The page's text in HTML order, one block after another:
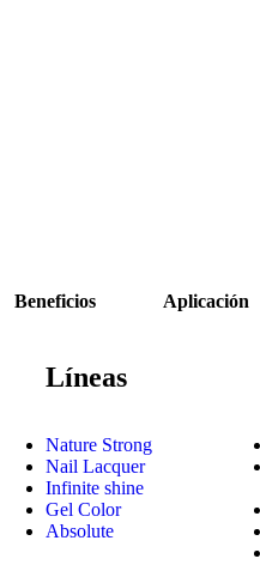
Beneficios Aplicación
Líneas
Nature Strong
Nail Lacquer
Infinite shine
Gel Color
Absolute